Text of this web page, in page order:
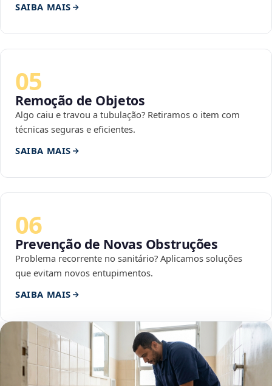
SAIBA MAIS
05
Remoção de Objetos
Algo caiu e travou a tubulação? Retiramos o item com
técnicas seguras e eficientes.
SAIBA MAIS
06
Prevenção de Novas Obstruções
Problema recorrente no sanitário? Aplicamos soluções
que evitam novos entupimentos.
SAIBA MAIS